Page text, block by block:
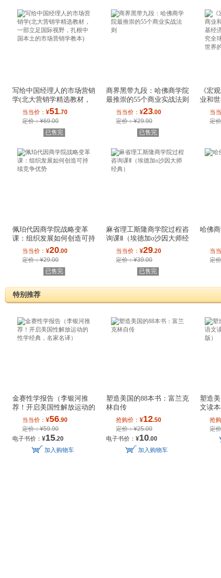
写给中国经理人的市场营销
学(北大营销学精选教材，
一部立足国际
当当价： ¥51.70
定价：¥69.00
已售完
商界黑带九段：哈佛商学院
最推崇的55个商业实战法则
当当价： ¥23.00
定价：¥29.90
已售完
《宏
业和
经济
当
定
佩珀代因商学院战略变革
课：组织发展如何创造可持
续竞争优势
当当价： ¥20.00
定价：¥29.00
已售完
麻省理工斯隆商学院过程咨
询课Ⅱ（埃德加o沙因大师经
典）当当价： ¥29.20
定价：¥39.00
已售完
哈佛
当
定
特别推荐
金赛性学报告（李银河推
荐！开启美国性解放运动的
性学经典，名家
当当价： ¥56.90
定价：¥59.90
电子书价： ¥15.20
加入购物车
塑造美国的88本书：富兰克
林自传
抢购价： ¥12.50
定价：¥25.00
电子书价： ¥10.00
加入购物车
塑造
文读
版）抢
定